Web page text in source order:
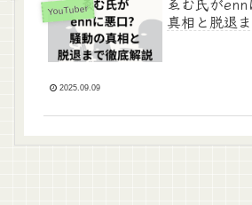
YouTuber
真相と脱退
2025.09.09